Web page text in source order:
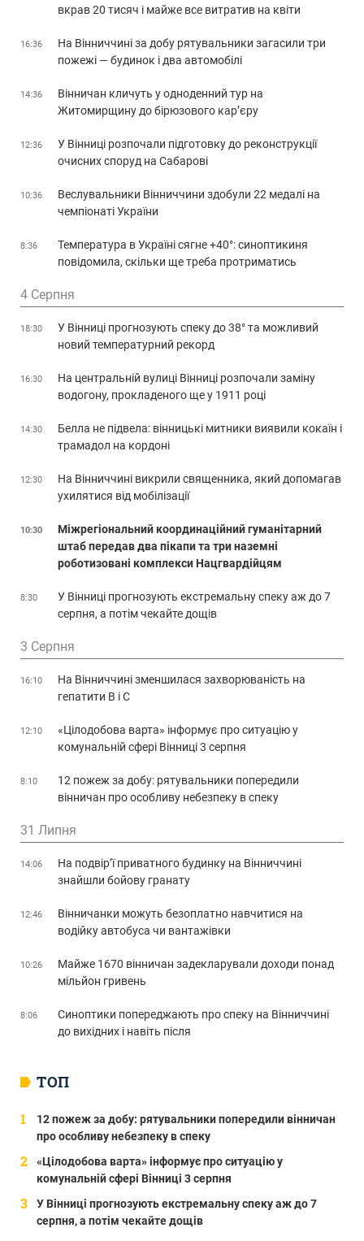
ТОП
12 пожеж за добу: рятувальники попередили вінничан
про особливу небезпеку в спеку
«Цілодобова варта» інформує про ситуацію у
комунальній сфері Вінниці 3 серпня
У Вінниці прогнозують екстремальну спеку аж до 7
серпня, а потім чекайте дощів
вкрав 20 тисяч і майже все витратив на квіти
16:36
На Вінниччині за добу рятувальники загасили три
пожежі — будинок і два автомобілі
14:36
Вінничан кличуть у одноденний тур на
Житомирщину до бірюзового кар’єру
12:36
У Вінниці розпочали підготовку до реконструкції
очисних споруд на Сабарові
10:36
Веслувальники Вінниччини здобули 22 медалі на
чемпіонаті України
8:36
Температура в Україні сягне +40°: синоптикиня
повідомила, скільки ще треба протриматись
4 Серпня
18:30
У Вінниці прогнозують спеку до 38° та можливий
новий температурний рекорд
16:30
На центральній вулиці Вінниці розпочали заміну
водогону, прокладеного ще у 1911 році
14:30
Белла не підвела: вінницькі митники виявили кокаїн і
трамадол на кордоні
12:30
На Вінниччині викрили священника, який допомагав
ухилятися від мобілізації
10:30
Міжрегіональний координаційний гуманітарний
штаб передав два пікапи та три наземні
роботизовані комплекси Нацгвардійцям
8:30
У Вінниці прогнозують екстремальну спеку аж до 7
серпня, а потім чекайте дощів
3 Серпня
16:10
На Вінниччині зменшилася захворюваність на
гепатити В і С
12:10
«Цілодобова варта» інформує про ситуацію у
комунальній сфері Вінниці 3 серпня
8:10
12 пожеж за добу: рятувальники попередили
вінничан про особливу небезпеку в спеку
31 Липня
14:06
На подвір’ї приватного будинку на Вінниччині
знайшли бойову гранату
12:46
Вінничанки можуть безоплатно навчитися на
водійку автобуса чи вантажівки
10:26
Майже 1670 вінничан задекларували доходи понад
мільйон гривень
8:06
Синоптики попереджають про спеку на Вінниччині
до вихідних і навіть після